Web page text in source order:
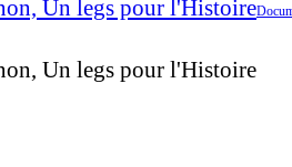
Un legs pour l'Histoire
Un legs pour l'Histoire